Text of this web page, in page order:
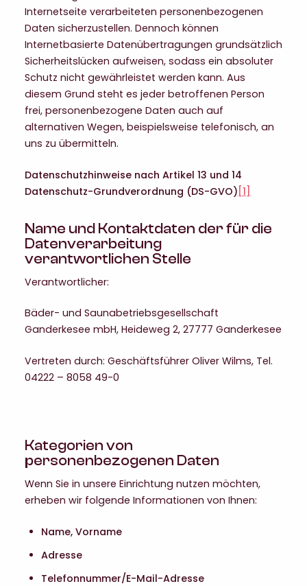
Internetseite verarbeiteten personenbezogenen
Daten sicherzustellen. Dennoch können
Internetbasierte Datenübertragungen grundsätzlich
Sicherheitslücken aufweisen, sodass ein absoluter
Schutz nicht gewährleistet werden kann. Aus
diesem Grund steht es jeder betroffenen Person
frei, personenbezogene Daten auch auf
alternativen Wegen, beispielsweise telefonisch, an
uns zu übermitteln.
Datenschutzhinweise nach Artikel 13 und 14
Datenschutz-Grundverordnung (DS-GVO) [1]
Name und Kontaktdaten der für die
Datenverarbeitung
verantwortlichen Stelle
Verantwortlicher:
Bäder- und Saunabetriebsgesellschaft
Ganderkesee mbH, Heideweg 2, 27777 Ganderkesee
Vertreten durch: Geschäftsführer Oliver Wilms, Tel.
04222 – 8058 49-0
Kategorien von
personenbezogenen Daten
Wenn Sie in unsere Einrichtung nutzen möchten,
erheben wir folgende Informationen von Ihnen:
Name, Vorname
Adresse
Telefonnummer/E-Mail-Adresse